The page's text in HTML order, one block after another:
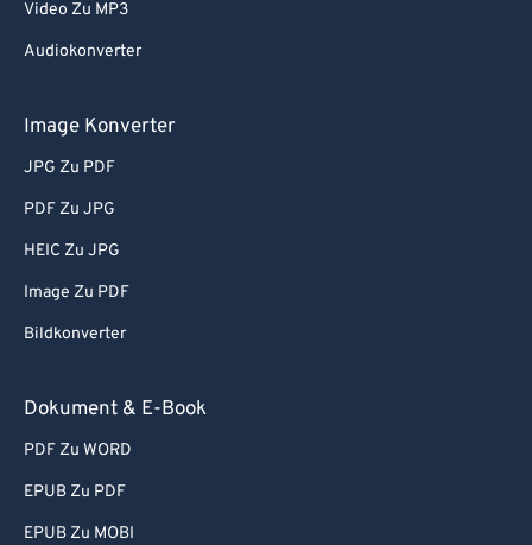
Video Zu MP3
Audiokonverter
Image Konverter
JPG Zu PDF
PDF Zu JPG
HEIC Zu JPG
Image Zu PDF
Bildkonverter
Dokument & E-Book
PDF Zu WORD
EPUB Zu PDF
EPUB Zu MOBI